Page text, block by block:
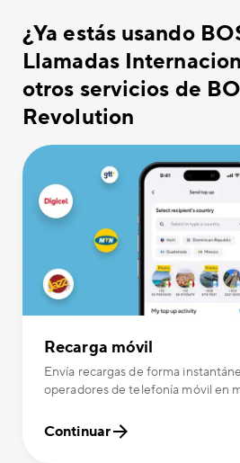
¿Ya estás usando
Llamadas
otros servicios de
Revolution
Recarga móvil
Envía recargas de forma
operadores de telefonía móvil en
Continuar